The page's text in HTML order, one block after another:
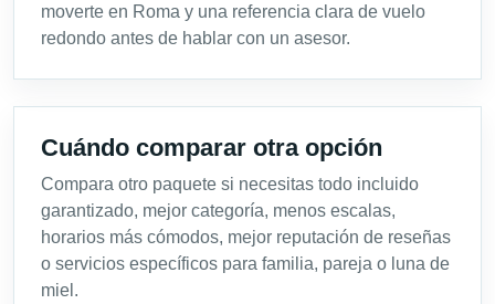
moverte en Roma y una referencia clara de vuelo
redondo antes de hablar con un asesor.
Cuándo comparar otra opción
Compara otro paquete si necesitas todo incluido
garantizado, mejor categoría, menos escalas,
horarios más cómodos, mejor reputación de reseñas
o servicios específicos para familia, pareja o luna de
miel.